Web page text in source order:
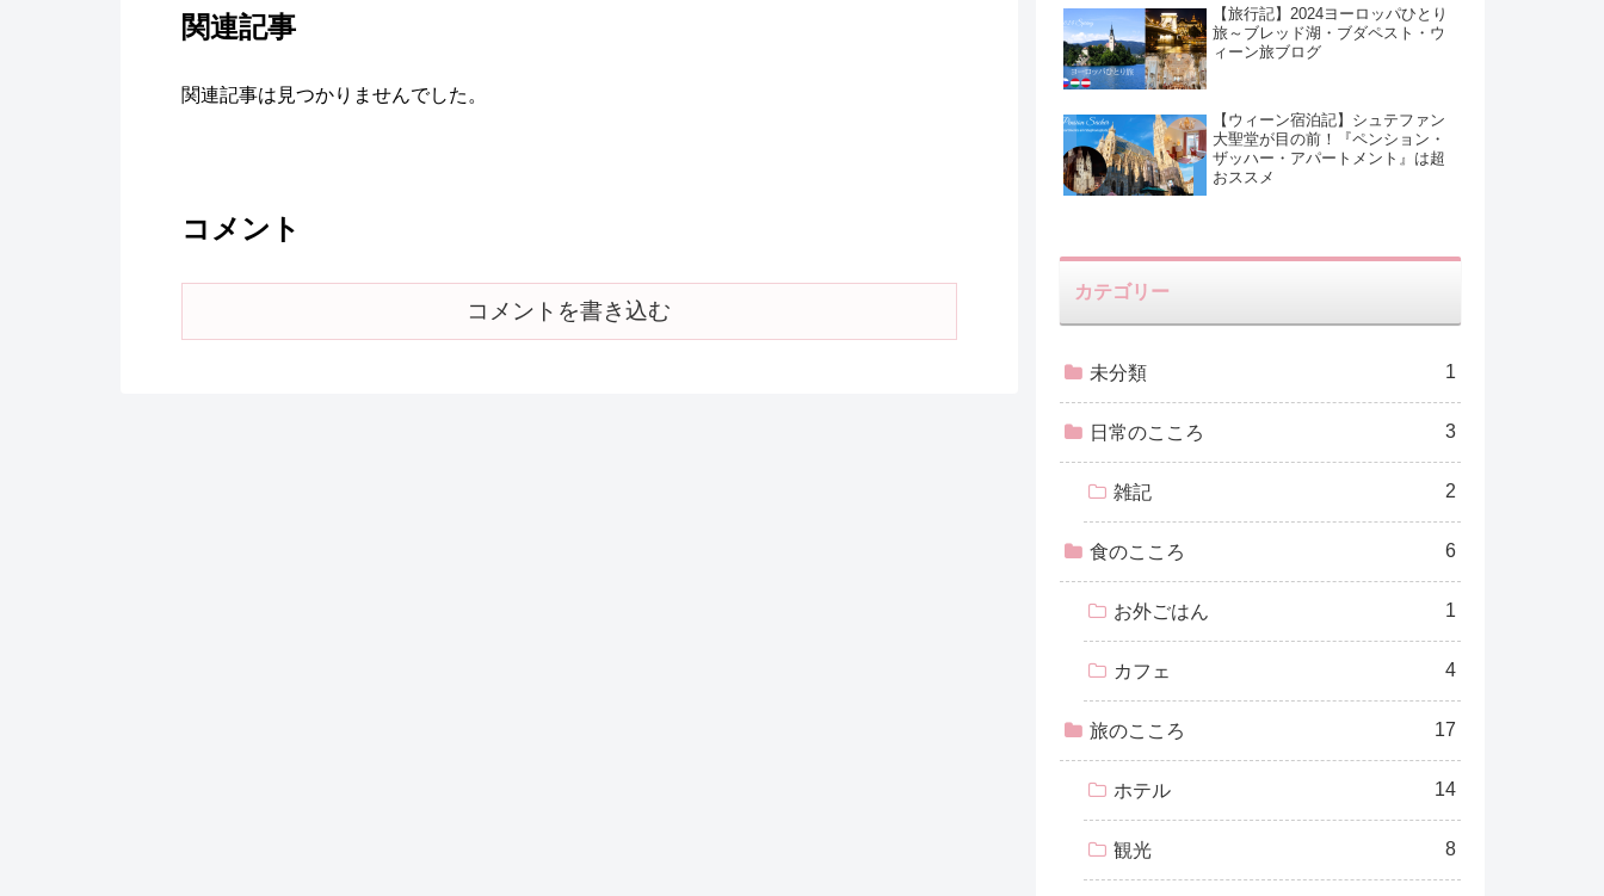
関連記事
関連記事は見つかりませんでした。
コメント
コメントを書き込む
【旅行記】2024ヨーロッパひとり
旅～ブレッド湖・ブダペスト・ウ
ィーン旅ブログ
【ウィーン宿泊記】シュテファン
大聖堂が目の前！『ペンション・
ザッハー・アパートメント』は超
おススメ
カテゴリー
未分類 1
日常のこころ 3
雑記 2
食のこころ 6
お外ごはん 1
カフェ 4
旅のこころ 17
ホテル 14
観光 8